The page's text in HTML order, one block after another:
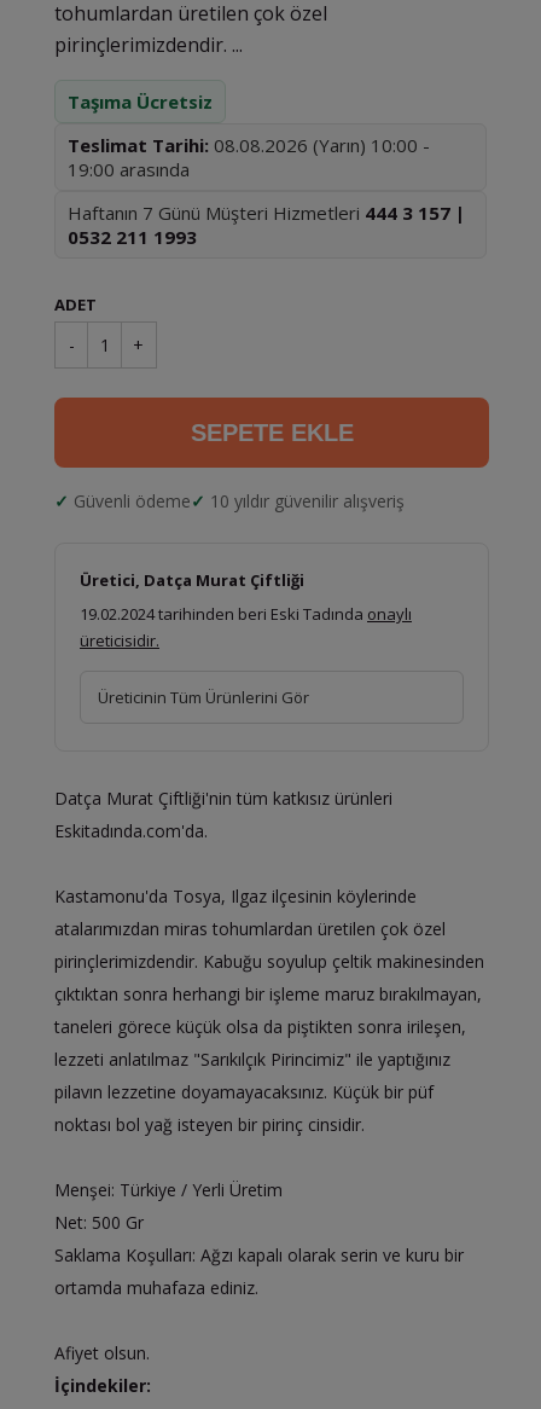
tohumlardan üretilen çok özel
pirinçlerimizdendir. ...
Taşıma Ücretsiz
Teslimat Tarihi: 08.08.2026 (Yarın) 10:00 -
19:00 arasında
Haftanın 7 Günü Müşteri Hizmetleri 444 3 157 |
0532 211 1993
ADET
- 1 +
SEPETE EKLE
Güvenli ödeme 10 yıldır güvenilir alışveriş
Üretici, Datça Murat Çiftliği
19.02.2024 tarihinden beri Eski Tadında onaylı
üreticisidir.
Üreticinin Tüm Ürünlerini Gör
Datça Murat Çiftliği'nin tüm katkısız ürünleri
Eskitadında.com'da.
Kastamonu'da Tosya, Ilgaz ilçesinin köylerinde
atalarımızdan miras tohumlardan üretilen çok özel
pirinçlerimizdendir. Kabuğu soyulup çeltik makinesinden
çıktıktan sonra herhangi bir işleme maruz bırakılmayan,
taneleri görece küçük olsa da piştikten sonra irileşen,
lezzeti anlatılmaz "Sarıkılçık Pirincimiz" ile yaptığınız
pilavın lezzetine doyamayacaksınız. Küçük bir püf
noktası bol yağ isteyen bir pirinç cinsidir.
Menşei: Türkiye / Yerli Üretim
Net: 500 Gr
Saklama Koşulları: Ağzı kapalı olarak serin ve kuru bir
ortamda muhafaza ediniz.
Afiyet olsun.
İçindekiler: